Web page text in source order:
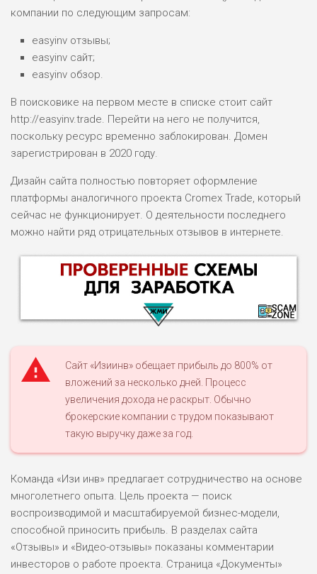
компании по следующим запросам:
easyinv отзывы;
easyinv сайт;
easyinv обзор.
В поисковике на первом месте в списке стоит сайт
http://easyinv.trade. Перейти на него не получится,
поскольку ресурс временно заблокирован. Домен
зарегистрирован в 2020 году.
Дизайн сайта полностью повторяет оформление
платформы аналогичного проекта Cromex Trade, который
сейчас не функционирует. О деятельности последнего
можно найти ряд отрицательных отзывов в интернете.
НАЗВАНИЕ
ВСЕМ
0
РИСКИ: НИЗКИЕ
ДОХОД: ВЫСОКИЙ
БЮДЖЕТ: ВЫСОКИЙ
ОБЗОР
М СТАВОК
Сайт «Изиинв» обещает прибыль до 800% от
вложений за несколько дней. Процесс
увеличения дохода не раскрыт. Обычно
брокерские компании с трудом показывают
такую выручку даже за год.
Команда «Изи инв» предлагает сотрудничество на основе
многолетнего опыта. Цель проекта — поиск
воспроизводимой и масштабируемой бизнес-модели,
способной приносить прибыль. В разделах сайта
«Отзывы» и «Видео-отзывы» показаны комментарии
инвесторов о работе проекта. Страница «Документы»